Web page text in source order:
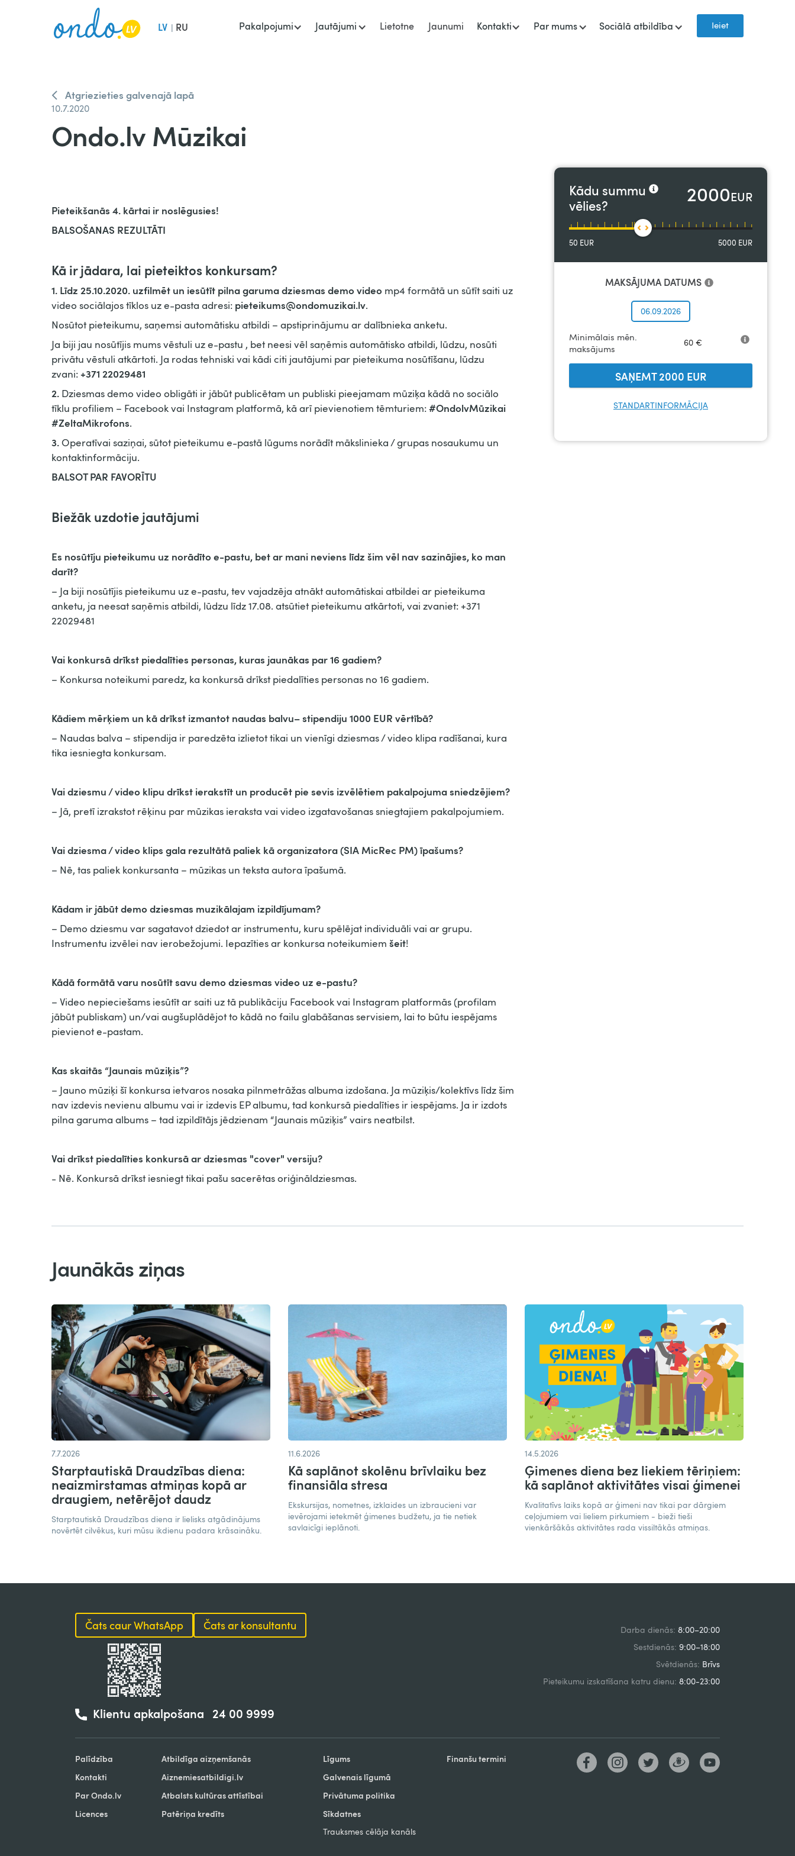
LV | RU Pakalpojumi Jautājumi Lietotne Jaunumi Kontakti Par mums Sociālā atbildība Ieiet
Atgriezieties galvenajā lapā
10.7.2020
Ondo.lv Mūzikai
Pieteikšanās 4. kārtai ir noslēgusies!
BALSOŠANAS REZULTĀTI
Kā ir jādara, lai pieteiktos konkursam?
1. Līdz 25.10.2020. uzfilmēt un iesūtīt pilna garuma dziesmas demo video mp4 formātā un sūtīt saiti uz
video sociālajos tīklos uz e-pasta adresi: pieteikums@ondomuzikai.lv.
Nosūtot pieteikumu, saņemsi automātisku atbildi – apstiprinājumu ar dalībnieka anketu.
Ja biji jau nosūtījis mums vēstuli uz e-pastu , bet neesi vēl saņēmis automātisko atbildi, lūdzu, nosūti
privātu vēstuli atkārtoti. Ja rodas tehniski vai kādi citi jautājumi par pieteikuma nosūtīšanu, lūdzu
zvani: +371 22029481
2. Dziesmas demo video obligāti ir jābūt publicētam un publiski pieejamam mūziķa kādā no sociālo
tīklu profiliem – Facebook vai Instagram platformā, kā arī pievienotiem tēmturiem:#OndolvMūzikai
#ZeltaMikrofons.
3.Operatīvai saziņai, sūtot pieteikumu e-pastā lūgums norādīt mākslinieka / grupas nosaukumu un
kontaktinformāciju.
BALSOT PAR FAVORĪTU
Biežāk uzdotie jautājumi
Es nosūtīju pieteikumu uz norādīto e-pastu, bet ar mani neviens līdz šim vēl nav sazinājies, ko man
darīt?
– Ja biji nosūtījis pieteikumu uz e-pastu, tev vajadzēja atnākt automātiskai atbildei ar pieteikuma
anketu, ja neesat saņēmis atbildi, lūdzu līdz 17.08. atsūtiet pieteikumu atkārtoti, vai zvaniet: +371
22029481
Vai konkursā drīkst piedalīties personas, kuras jaunākas par 16 gadiem?
– Konkursa noteikumi paredz, ka konkursā drīkst piedalīties personas no 16 gadiem.
Kādiem mērķiem un kā drīkst izmantot naudas balvu– stipendiju 1000 EUR vērtībā?
– Naudas balva – stipendija ir paredzēta izlietot tikai un vienīgi dziesmas / video klipa radīšanai, kura
tika iesniegta konkursam.
Vai dziesmu / video klipu drīkst ierakstīt un producēt pie sevis izvēlētiem pakalpojuma sniedzējiem?
– Jā, pretī izrakstot rēķinu par mūzikas ieraksta vai video izgatavošanas sniegtajiem pakalpojumiem.
Vai dziesma / video klips gala rezultātā paliek kā organizatora (SIA MicRec PM) īpašums?
– Nē, tas paliek konkursanta – mūzikas un teksta autora īpašumā.
Kādam ir jābūt demo dziesmas muzikālajam izpildījumam?
– Demo dziesmu var sagatavot dziedot ar instrumentu, kuru spēlējat individuāli vai ar grupu.
Instrumentu izvēlei nav ierobežojumi. Iepazīties ar konkursa noteikumiem šeit!
Kādā formātā varu nosūtīt savu demo dziesmas video uz e-pastu?
– Video nepieciešams iesūtīt ar saiti uz tā publikāciju Facebook vai Instagram platformās (profilam
jābūt publiskam) un/vai augšuplādējot to kādā no failu glabāšanas servisiem, lai to būtu iespējams
pievienot e-pastam.
Kas skaitās “Jaunais mūziķis”?
– Jauno mūziķi šī konkursa ietvaros nosaka pilnmetrāžas albuma izdošana. Ja mūziķis/kolektīvs līdz šim
nav izdevis nevienu albumu vai ir izdevis EP albumu, tad konkursā piedalīties ir iespējams. Ja ir izdots
pilna garuma albums – tad izpildītājs jēdzienam “Jaunais mūziķis” vairs neatbilst.
Vai drīkst piedalīties konkursā ar dziesmas "cover" versiju?
- Nē. Konkursā drīkst iesniegt tikai pašu sacerētas oriģināldziesmas.
Kādu summu
vēlies?
2000EUR
50 EUR 5000 EUR
MAKSĀJUMA DATUMS
06.09.2026
Minimālais mēn.
maksājums
60 €
SAŅEMT2000 EUR
STANDARTINFORMĀCIJA
Jaunākās ziņas
7.7.2026
Starptautiskā Draudzības diena:
neaizmirstamas atmiņas kopā ar
draugiem, netērējot daudz​
Starptautiskā Draudzības diena ir lielisks atgādinājums
novērtēt cilvēkus, kuri mūsu ikdienu padara krāsaināku.
11.6.2026
Kā saplānot skolēnu brīvlaiku bez
finansiāla stresa
Ekskursijas, nometnes, izklaides un izbraucieni var
ievērojami ietekmēt ģimenes budžetu, ja tie netiek
savlaicīgi ieplānoti.
14.5.2026
Ģimenes diena bez liekiem tēriņiem:
kā saplānot aktivitātes visai ģimenei
Kvalitatīvs laiks kopā ar ģimeni nav tikai par dārgiem
ceļojumiem vai lieliem pirkumiem - bieži tieši
vienkāršākās aktivitātes rada vissiltākās atmiņas.
Čats caur WhatsApp Čats ar konsultantu
Klientu apkalpošana 24 00 9999
Darba dienās: 8:00–20:00
Sestdienās: 9:00–18:00
Svētdienās: Brīvs
Pieteikumu izskatīšana katru dienu: 8:00-23:00
Palīdzība
Kontakti
Par Ondo.lv
Licences
Atbildīga aizņemšanās
Aiznemiesatbildigi.lv
Atbalsts kultūras attīstībai
Patēriņa kredīts
Līgums
Galvenais līgumā
Privātuma politika
Sīkdatnes
Trauksmes cēlāja kanāls
Finanšu termini